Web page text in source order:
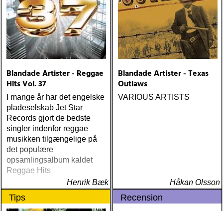
Blandade Artister - Reggae
Hits Vol. 37
I mange år har det engelske
pladeselskab Jet Star
Records gjort de bedste
singler indenfor reggae
musikken tilgængelige på
det populære
opsamlingsalbum kaldet
Reggae Hits
Henrik Bæk
Blandade Artister - Texas
Outlaws
VARIOUS ARTISTS
Håkan Olsson
Tips Recension